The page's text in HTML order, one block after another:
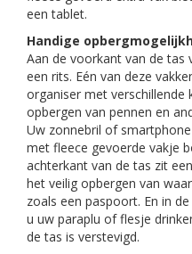
een tablet.
Handige
Aan de voorkant van de
een rits. Eén van deze
organiser met verschillende
opbergen van pennen en
Uw zonnebril of
met fleece gevoerde vakje
achterkant van de tas zit
het veilig opbergen van
zoals een paspoort. En in
u uw paraplu of flesje
de tas is verstevigd.